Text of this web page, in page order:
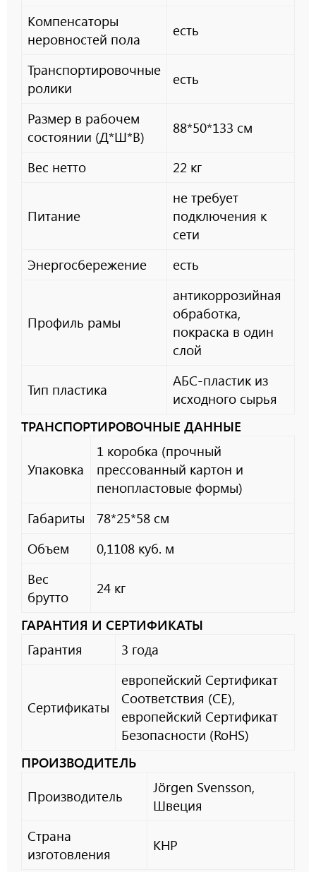
Компенсаторы
неровностей пола
есть
Транспортировочные
ролики
есть
Размер в рабочем
состоянии (Д*Ш*В)
88*50*133 см
Вес нетто 22 кг
Питание
не требует
подключения к
сети
Энергосбережение
есть
Профиль рамы
антикоррозийная
обработка,
покраска в один
слой
Тип пластика
АБС-пластик из
исходного сырья
ТРАНСПОРТИРОВОЧНЫЕ ДАННЫЕ
Упаковка
1 коробка (прочный
прессованный картон и
пеноплаcтовые формы)
Габариты
78*25*58 см
Объем
0,1108 куб. м
Вес
брутто
24 кг
ГАРАНТИЯ И СЕРТИФИКАТЫ
Гарантия
3 года
Сертификаты
европейский Сертификат
Соответствия (CE),
европейский Сертификат
Безопасности (RoHS)
ПРОИЗВОДИТЕЛЬ
Производитель
Jörgen Svensson,
Швеция
Страна
изготовления
КНР